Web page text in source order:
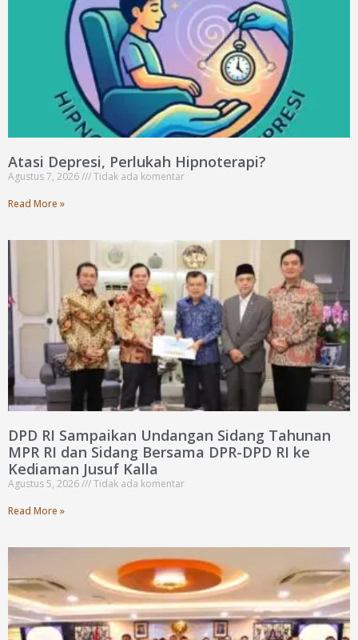
Atasi Depresi, Perlukah Hipnoterapi?
Agustus 7, 2026
Tidak ada komentar
Read More »
DPD RI Sampaikan Undangan Sidang Tahunan
MPR RI dan Sidang Bersama DPR-DPD RI ke
Kediaman Jusuf Kalla
Agustus 5, 2026
Tidak ada komentar
Read More »